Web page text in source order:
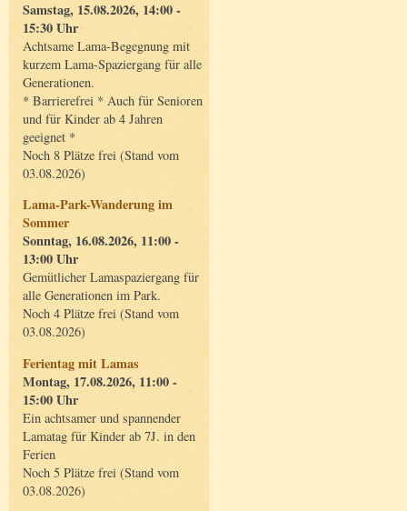
Samstag, 15.08.2026, 14:00 -
15:30 Uhr
Achtsame Lama-Begegnung mit
kurzem Lama-Spaziergang für alle
Generationen.
* Barrierefrei * Auch für Senioren
und für Kinder ab 4 Jahren
geeignet *
Noch 8 Plätze frei (Stand vom
03.08.2026)
Lama-Park-Wanderung im
Sommer
Sonntag, 16.08.2026, 11:00 -
13:00 Uhr
Gemütlicher Lamaspaziergang für
alle Generationen im Park.
Noch 4 Plätze frei (Stand vom
03.08.2026)
Ferientag mit Lamas
Montag, 17.08.2026, 11:00 -
15:00 Uhr
Ein achtsamer und spannender
Lamatag für Kinder ab 7J. in den
Ferien
Noch 5 Plätze frei (Stand vom
03.08.2026)